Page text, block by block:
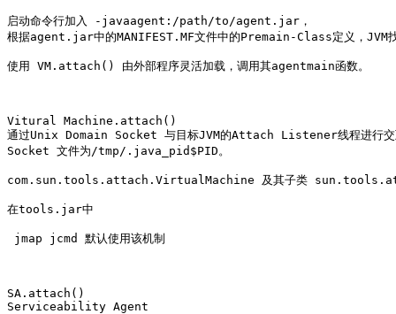
启动命令行加入 -javaagent:/path/to/agent.jar，
根据agent.jar中的MANIFEST.MF文件中的Premain-Class定义，JVM
使用 VM.attach() 由外部程序灵活加载，调用其agentmain函数。
Vitural Machine.attach()
通过Unix Domain Socket 与目标JVM的Attach Listener线程进行
Socket 文件为/tmp/.java_pid$PID。
com.sun.tools.attach.VirtualMachine 及其子类
在tools.jar中
jmap jcmd 默认使用该机制
SA.attach()
Serviceability Agent